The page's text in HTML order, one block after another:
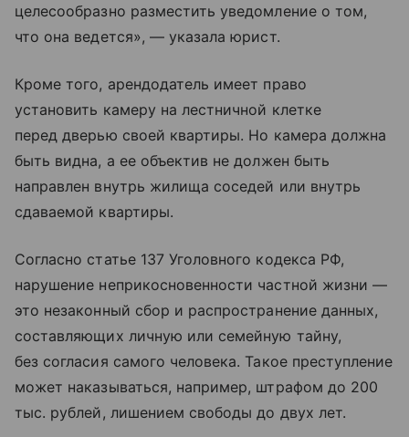
целесообразно разместить уведомление о том,
что она ведется», — указала юрист.
Кроме того, арендодатель имеет право
установить камеру на лестничной клетке
перед дверью своей квартиры. Но камера должна
быть видна, а ее объектив не должен быть
направлен внутрь жилища соседей или внутрь
сдаваемой квартиры.
Согласно статье 137 Уголовного кодекса РФ,
нарушение неприкосновенности частной жизни —
это незаконный сбор и распространение данных,
составляющих личную или семейную тайну,
без согласия самого человека. Такое преступление
может наказываться, например, штрафом до 200
тыс. рублей, лишением свободы до двух лет.